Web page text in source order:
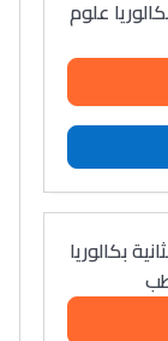
علوم
بكالوريا